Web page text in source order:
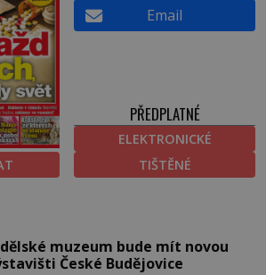
Email
PŘEDPLATNÉ
ELEKTRONICKÉ
TIŠTĚNÉ
muzeum bude mít novou
České Budějovice